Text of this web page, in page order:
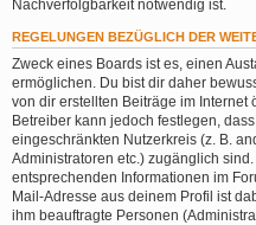
Nachverfolgbarkeit notwendig ist.
REGELUNGEN BEZÜGLICH DER
Zweck eines Boards ist es, einen
ermöglichen. Du bist dir daher
von dir erstellten Beiträge im
Betreiber kann jedoch festlegen,
eingeschränkten Nutzerkreis (z. B.
Administratoren etc.) zugänglich
entsprechenden Informationen im
Mail-Adresse aus deinem Profil ist
ihm beauftragte Personen